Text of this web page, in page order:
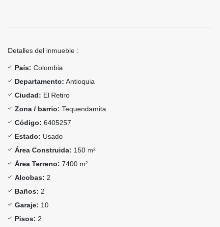
Detalles del inmueble :
País: Colombia
Departamento: Antioquia
Ciudad: El Retiro
Zona / barrio: Tequendamita
Código: 6405257
Estado: Usado
Área Construida: 150 m²
Área Terreno: 7400 m²
Alcobas: 2
Baños: 2
Garaje: 10
Pisos: 2